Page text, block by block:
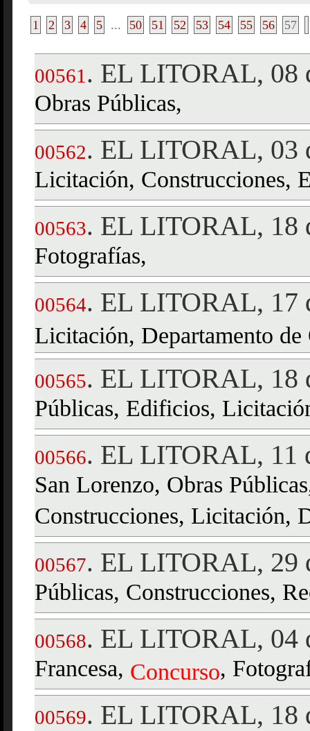
1 2 3 4 5 ... 50 51 52 53 54 55 56 57
00561 . EL LITORAL, 08
Obras Públicas,
00562. EL LITORAL, 03
Licitación, Construcciones,
00563. EL LITORAL, 18
Fotografías,
00564. EL LITORAL, 17
Licitación, Departamento
00565. EL LITORAL, 18
Públicas, Edificios,
00566. EL LITORAL, 11
San Lorenzo, Obras
Construcciones, Licitación,
00567. EL LITORAL, 29
Públicas, Construcciones,
00568. EL LITORAL, 04
Francesa, Concurso,
00569. EL LITORAL, 18